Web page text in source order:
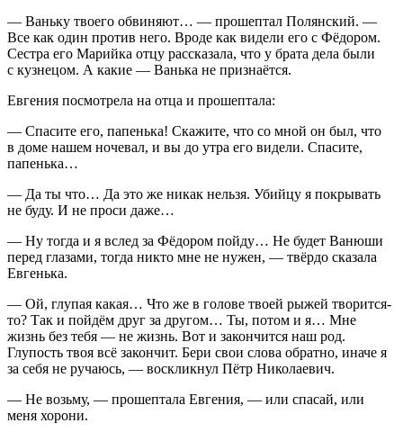
— Ваньку твоего обвиняют… — прошептал Полянский. —
Все как один против него. Вроде как видели его с Фёдором.
Сестра его Марийка отцу рассказала, что у брата дела были
с кузнецом. А какие — Ванька не признаётся.
Евгения посмотрела на отца и прошептала:
— Спасите его, папенька! Скажите, что со мной он был, что
в доме нашем ночевал, и вы до утра его видели. Спасите,
папенька…
— Да ты что… Да это же никак нельзя. Убийцу я покрывать
не буду. И не проси даже…
— Ну тогда и я вслед за Фёдором пойду… Не будет Ванюши
перед глазами, тогда никто мне не нужен, — твёрдо сказала
Евгенька.
— Ой, глупая какая… Что же в голове твоей рыжей творится-
то? Так и пойдём друг за другом… Ты, потом и я… Мне
жизнь без тебя — не жизнь. Вот и закончится наш род.
Глупость твоя всё закончит. Бери свои слова обратно, иначе я
за себя не ручаюсь, — воскликнул Пётр Николаевич.
— Не возьму, — прошептала Евгения, — или спасай, или
меня хорони.